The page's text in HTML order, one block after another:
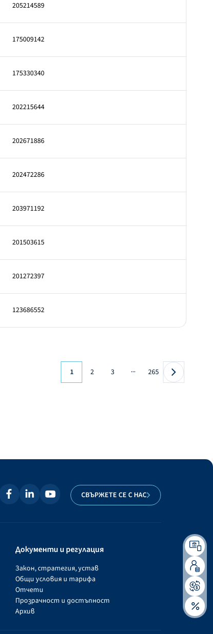
205214589
175009142
175330340
202215644
202671886
202472286
203971192
201503615
201272397
123686552
1 2 3 ... 265
СВЪРЖЕТЕ СЕ С НАС
Документи и регулация
Закон, стратегия, устав
Общи условия и тарифа
Отчети
Прозрачност и достъпност
Архив